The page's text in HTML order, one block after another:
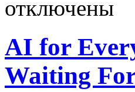
отключены
AI for
Waiting